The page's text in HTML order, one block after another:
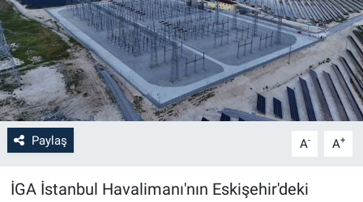
Paylaş A- A+
İGA İstanbul Havalimanı'nın Eskişehir'deki